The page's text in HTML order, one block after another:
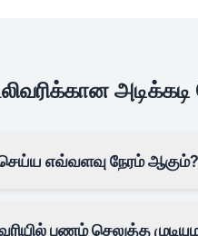
செய்ய எவ்வளவு நேரம் ஆகும்?
பணம் செலுத்த